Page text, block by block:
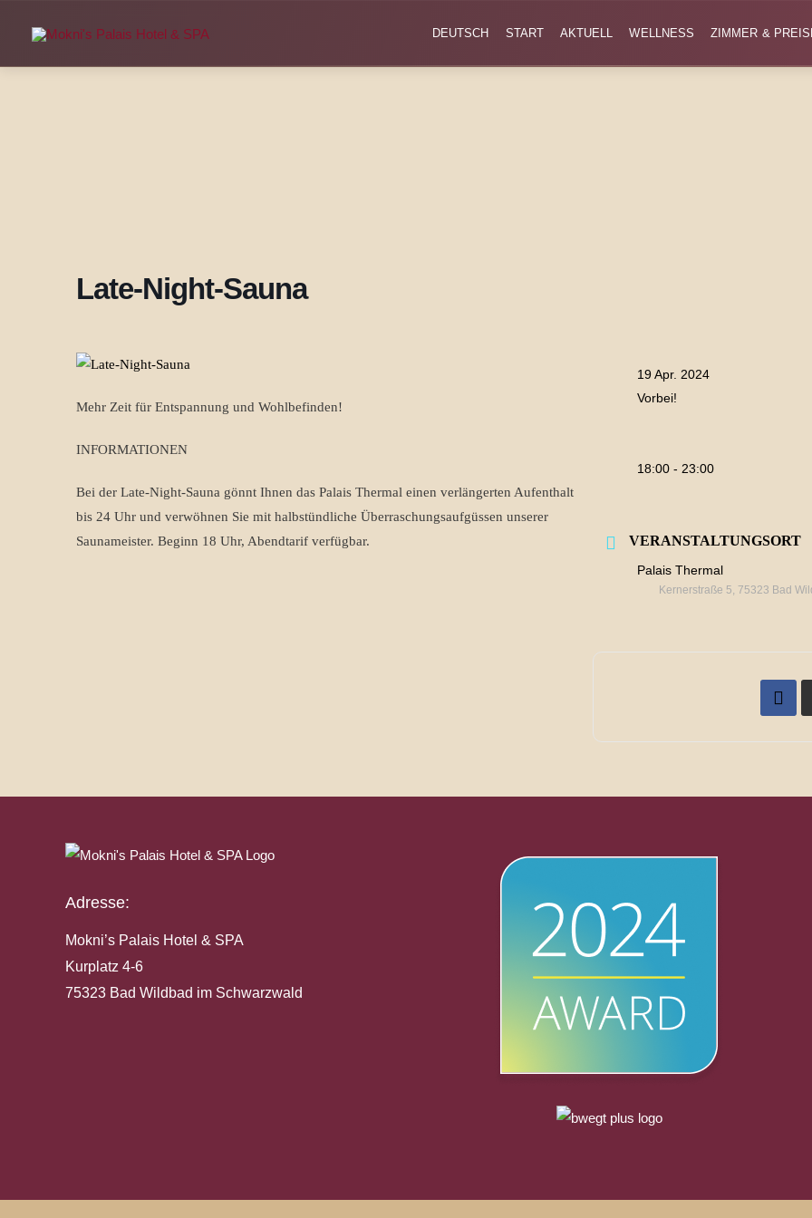
DEUTSCH START AKTUELL WELLNESS ZIMMER &
Late-Night-Sauna
Mehr Zeit für Entspannung und Wohlbefinden!
INFORMATIONEN
Bei der Late-Night-Sauna gönnt Ihnen das Palais Thermal einen verlängerten Aufenthalt
bis 24 Uhr und verwöhnen Sie mit halbstündliche Überraschungsaufgüssen unserer
Saunameister. Beginn 18 Uhr, Abendtarif verfügbar.
19 Apr. 2024
Vorbei!
18:00 - 23:00
VERANSTALTUNGSORT
Palais Thermal
Kernerstraße 5, 75323 Bad
Adresse:
Mokni’s Palais Hotel & SPA
Kurplatz 4-6
75323 Bad Wildbad im Schwarzwald